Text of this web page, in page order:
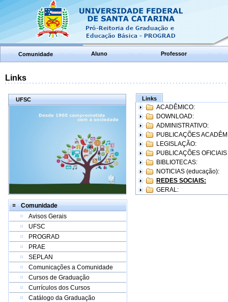
Comunidade Aluno Professor
Links
UFSC
Comunidade
Avisos Gerais
UFSC
PROGRAD
PRAE
SEPLAN
Comunicações a Comunidade
Cursos de Graduação
Currículos dos Cursos
Catálogo da Graduação
Links
ACADÊMICO:
DOWNLOAD:
ADMINISTRATIVO:
PUBLICAÇÕES
LEGISLAÇÃO:
PUBLICAÇÕES
BIBLIOTECAS:
NOTICIAS (educação):
REDES SOCIAIS:
GERAL: